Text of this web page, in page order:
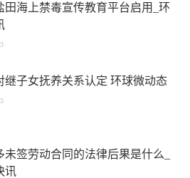
田海上禁毒宣传教育平台启用_环
继子女抚养关系认定 环球微动态
未签劳动合同的法律后果是什么_
讯